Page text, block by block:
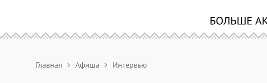
Главная Афиша Интервью